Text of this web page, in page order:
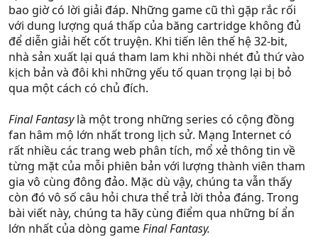
t
e
r
bao giờ có lời giải đáp. Những game cũ thì gặp rắc rối
với dung lượng quá thấp của băng cartridge không đủ
để diễn giải hết cốt truyện. Khi tiến lên thế hệ 32-bit,
nhà sản xuất lại quá tham lam khi nhồi nhét đủ thứ vào
kịch bản và đôi khi những yếu tố quan trọng lại bị bỏ
qua một cách có chủ đích.
Final Fantasylà một trong những series có cộng đồng
fan hâm mộ lớn nhất trong lịch sử. Mạng Internet có
rất nhiều các trang web phân tích, mổ xẻ thông tin về
từng mặt của mỗi phiên bản với lượng thành viên tham
gia vô cùng đông đảo. Mặc dù vậy, chúng ta vẫn thấy
còn đó vô số câu hỏi chưa thể trả lời thỏa đáng. Trong
bài viết này, chúng ta hãy cùng điểm qua những bí ẩn
lớn nhất của dòng gameFinal Fantasy.